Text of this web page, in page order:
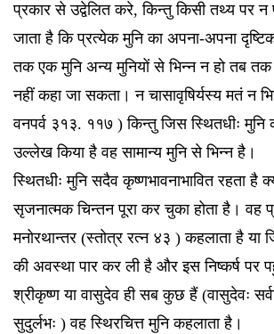
प्रकार से उद्वेलित करे, किन्तु किसी तथ्य पर
जाता है कि प्रत्येक मुनि का अपना-अपना
तक एक मुनि अन्य मुनियों से भिन्न न हो तब तक
नहीं कहा जा सकता। न चासावृषिर्यस्य मतं न
वनपर्व ३१३. ११७ ) किन्तु जिस स्थितधीः मुनि
उल्लेख किया है वह सामान्य मुनि से भिन्न है।
स्थितधीः मुनि सदैव कृष्णभावनाभावित रहता है
सृजनात्मक चिन्तन पूरा कर चुका होता है। वह
मनोरथान्तर (स्तोत्र रत्न ४३ ) कहलाता है या
की अवस्था पार कर ली है और इस निष्कर्ष पर
श्रीकृष्ण या वासुदेव ही सब कुछ हैं (वासुदेवः
सुदुर्लभः ) वह स्थिरचित्त मुनि कहलाता है।